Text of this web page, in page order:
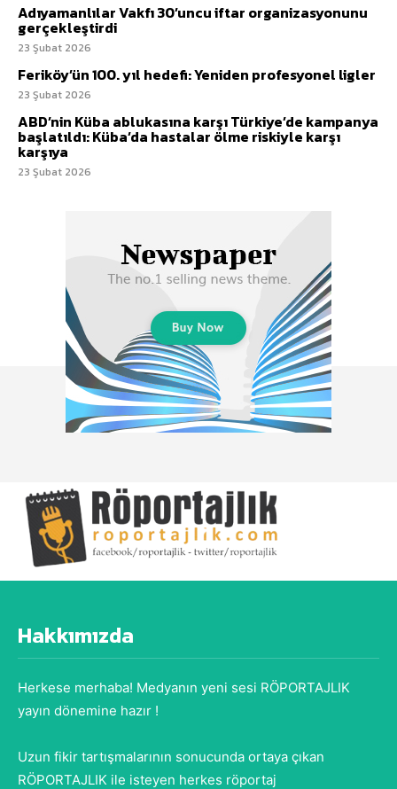
Adıyamanlılar Vakfı 30’uncu iftar organizasyonunu
gerçekleştirdi
23 Şubat 2026
Feriköy’ün 100. yıl hedefi: Yeniden profesyonel ligler
23 Şubat 2026
ABD’nin Küba ablukasına karşı Türkiye’de kampanya
başlatıldı: Küba’da hastalar ölme riskiyle karşı
karşıya
23 Şubat 2026
Hakkımızda
Herkese merhaba! Medyanın yeni sesi RÖPORTAJLIK
yayın dönemine hazır !
Uzun fikir tartışmalarının sonucunda ortaya çıkan
RÖPORTAJLIK ile isteyen herkes röportaj